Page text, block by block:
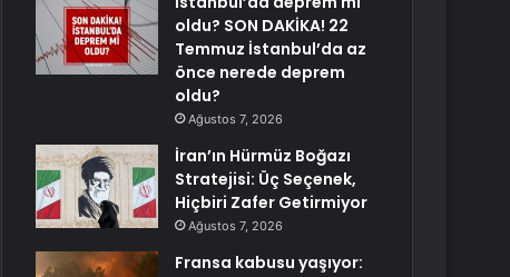
oldu? SON DAKİKA! 22
Temmuz İstanbul’da az
önce nerede deprem
oldu?
Ağustos 7, 2026
İran’ın Hürmüz Boğazı
Stratejisi: Üç Seçenek,
Hiçbiri Zafer Getirmiyor
Ağustos 7, 2026
Fransa kabusu yaşıyor: